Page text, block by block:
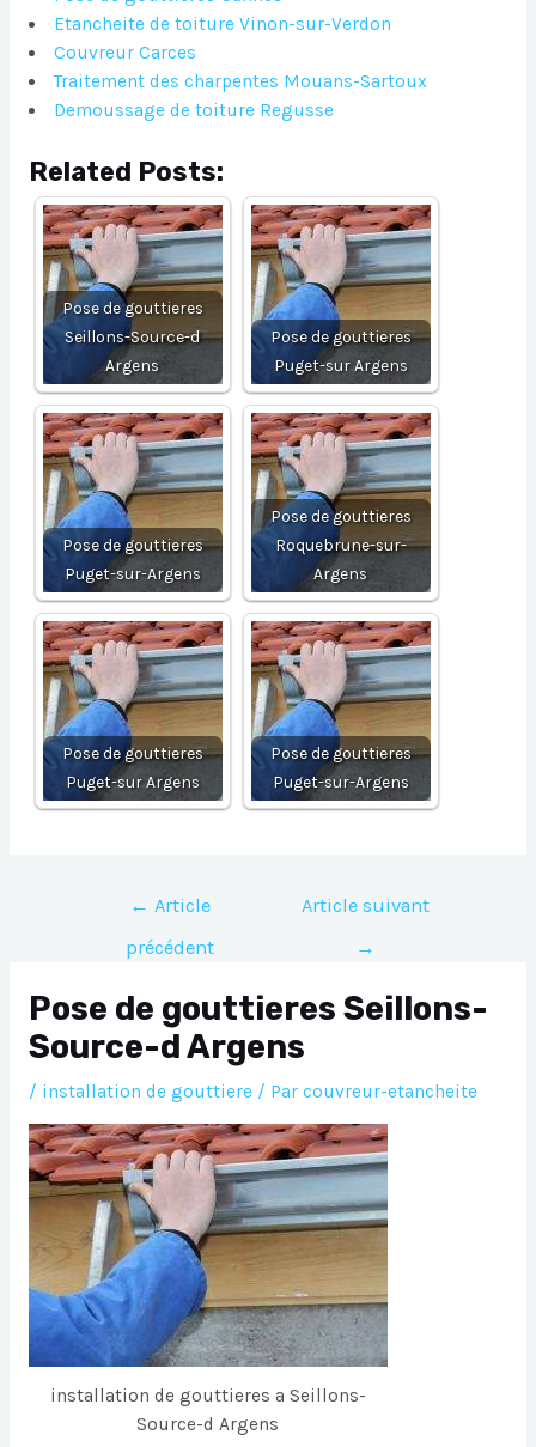
Etancheite de toiture Vinon-sur-Verdon
Couvreur Carces
Traitement des charpentes Mouans-Sartoux
Demoussage de toiture Regusse
Related Posts:
Pose de gouttieres
Seillons-Source-d
Argens
Pose de gouttieres
Puget-sur Argens
Pose de gouttieres
Puget-sur-Argens
Pose de gouttieres
Roquebrune-sur-
Argens
Pose de gouttieres
Puget-sur Argens
Pose de gouttieres
Puget-sur-Argens
Navigation
l’article
← Article
précédent
Article suivant
→
Pose de gouttieres Seillons-
Source-d Argens
/ installation de gouttiere/ Par couvreur-etancheite
installation de gouttieres a Seillons-
Source-d Argens